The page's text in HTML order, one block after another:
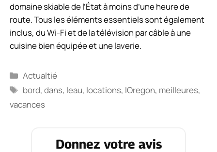
domaine skiable de l’État à moins d’une heure de
route. Tous les éléments essentiels sont également
inclus, du Wi-Fi et de la télévision par câble à une
cuisine bien équipée et une laverie.
Catégories
Actualtié
Étiquettes
bord,dans, leau, locations, lOregon, meilleures,
vacances
Donnez votre avis